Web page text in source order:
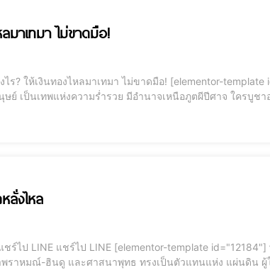
มาเทมา ไม่ขาดมือ!
เป็นเทพแห่งความร่ำรวย มีอำนาจเหนือภูตผีปีศาจ ใครบูชา
ลั่งไหล
ราหมณ์-ฮินดู และศาสนาพุทธ ทรงเป็นตัวแทนแห่ง แผ่นดิน ผู้